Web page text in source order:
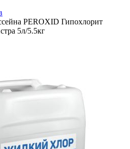
PEROXID Гипохлорит
5л/5.5кг